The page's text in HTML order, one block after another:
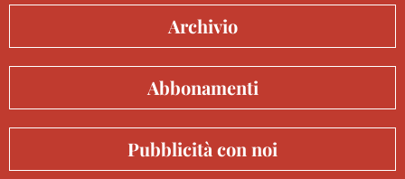
Archivio
Abbonamenti
Pubblicità con noi